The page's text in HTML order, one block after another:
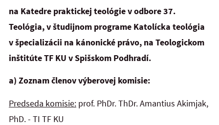
na Katedre praktickej teológie v odbore 37.
Teológia, v študijnom programe Katolícka teológia
v špecializácii na kánonické právo, na Teologickom
inštitúte TF KU v Spišskom Podhradí.
a) Zoznam členov výberovej komisie:
Predseda komisie: prof. PhDr. ThDr. Amantius Akimjak,
PhD. - TI TF KU